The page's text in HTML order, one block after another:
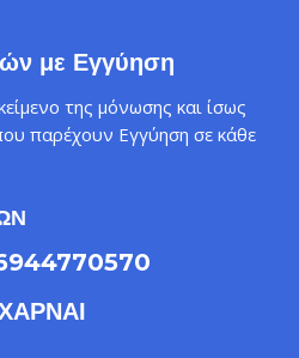
με Εγγύηση
της μόνωσης και ίσως
παρέχουν Εγγύηση σε κάθε